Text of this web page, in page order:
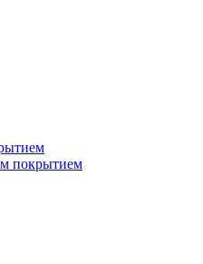
покрытием